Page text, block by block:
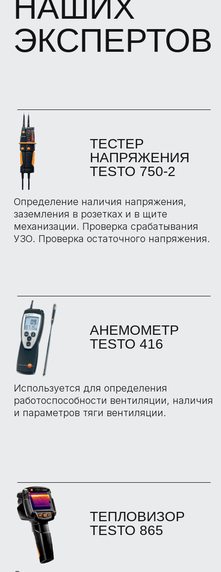
Предназначен для построения и
контроля горизонтальных и
0,3 мм/м.
TESTO 425
Используется для определения скорости
воздушных потоков и их температуры в
воздуховодах, а также автоматический
расчет расхода воздуха
АНЕМОМЕТР TESTO
405
измерений в воздуховодах или в области
некачественно герметизированных окон.
Используется для измерения влажности
древесины и стройматериалов